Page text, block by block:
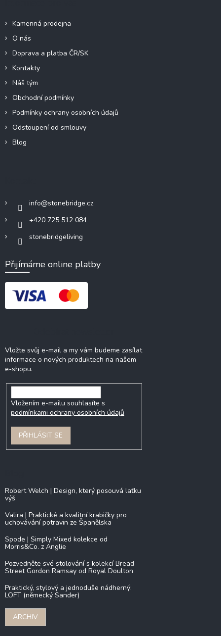
Kamenná prodejna
O nás
Doprava a platba ČR/SK
Kontakty
Náš tým
Obchodní podmínky
Podmínky ochrany osobních údajů
Odstoupení od smlouvy
Blog
info@stonebridge.cz
+420 725 512 084
stonebridgeliving
Přijímáme online platby
Vložte svůj e-mail a my vám budeme zasílat
informace o nových produktech na našem
e-shopu.
Vložením e-mailu souhlasíte s
podmínkami ochrany osobních údajů
PŘIHLÁSIT SE
Robert Welch | Design, který posouvá laťku
výš
Valira | Praktické a kvalitní krabičky pro
uchovávání potravin ze Španělska
Spode | Simply Mixed kolekce od
Morris&Co. z Anglie
Pozvedněte své stolování s kolekcí Bread
Street Gordon Ramsay od Royal Doulton
Praktický, stylový a jednoduše nádherný:
LOFT (německý Sander)
ARCHIV